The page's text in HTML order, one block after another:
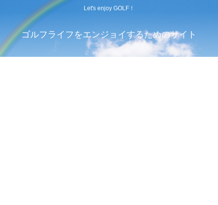
Let's enjoy GOLF！
ゴルフライフをエンジョイするためのサイト